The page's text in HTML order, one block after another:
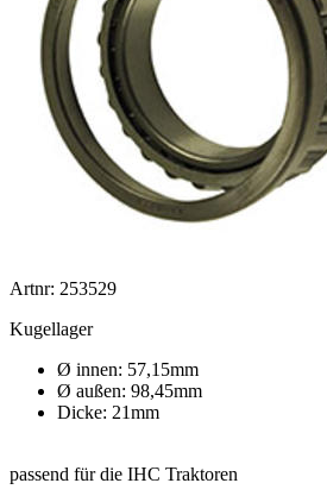
Artnr: 253529
Kugellager
Ø innen: 57,15mm
Ø außen: 98,45mm
Dicke: 21mm
passend für die IHC Traktoren